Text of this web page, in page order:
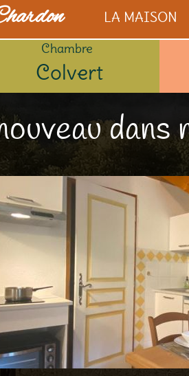
LA MAISON
Chambre
Colvert